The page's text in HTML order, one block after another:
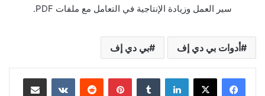
سير العمل وزيادة الإنتاجية في التعامل مع ملفات PDF.
أدوات بي دي إف بي دي إف
لينكدإن بينتيريست مشاركة عبر البريد